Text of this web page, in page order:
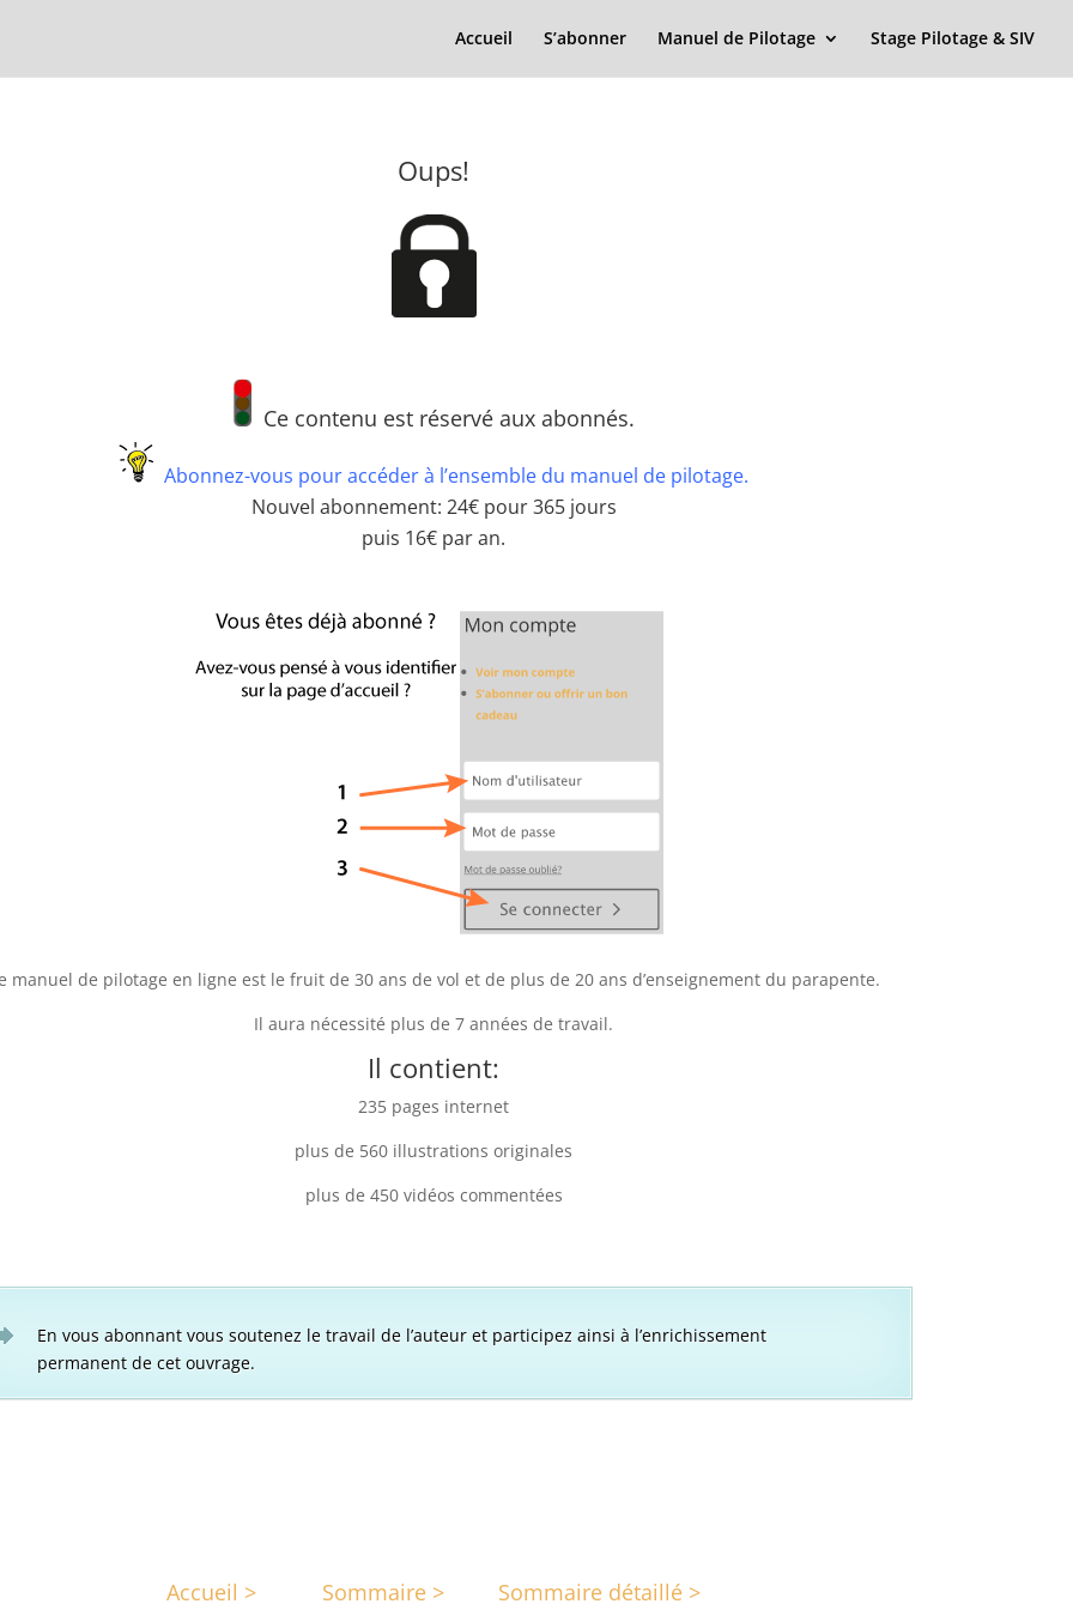
Accueil S’abonner Manuel de Pilotage Stage Pilotage & SIV
Oups!
Ce contenu est réservé aux abonnés.
Abonnez-vous pour accéder à l’ensemble du manuel de pilotage.
Nouvel abonnement: 24€ pour 365 jours
puis 16€ par an.
manuel de pilotage en ligne est le fruit de 30 ans de vol et de plus de 20 ans d’enseignement du parapente.
Il aura nécessité plus de 7 années de travail.
Il contient:
235 pages internet
plus de 560 illustrations originales
plus de 450 vidéos commentées
En vous abonnant vous soutenez le travail de l’auteur et participez ainsi à l’enrichissement
permanent de cet ouvrage.
Accueil > Sommaire > Sommaire détaillé >